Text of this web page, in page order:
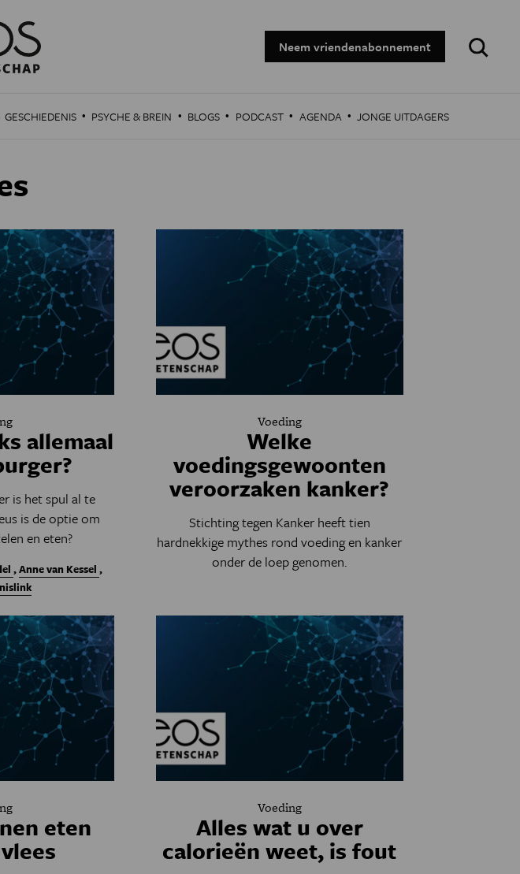
Neem vriendenabonnement
Zoeken:
GESCHIEDENIS · PSYCHE & BREIN · BLOGS · PODCAST · AGENDA · JONGE UITDAGERS
allemaal
is het spul al te
is de optie om
en eten?
,Anne van Kessel,
Voeding
Welke
voedingsgewoonten
veroorzaken kanker?
Stichting tegen Kanker heeft tien
hardnekkige mythes rond voeding en kanker
onder de loep genomen.
eten
Voeding
Alles wat u over
calorieën weet, is fout